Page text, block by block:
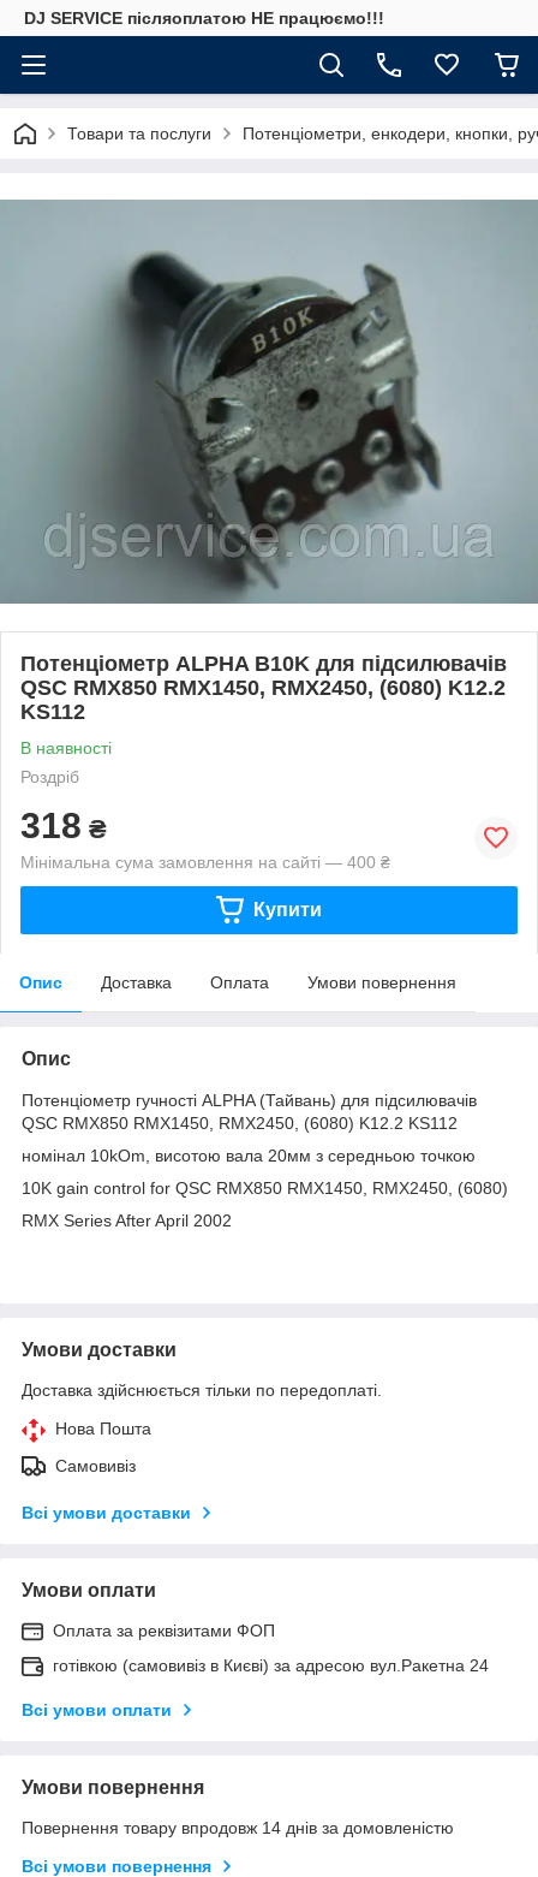
DJ SERVICE пiсляоплатою НЕ працюємо!!!
Товари та послуги Потенціометри, енкодери, кнопки,
Потенціометр ALPHA B10K для підсилювачів
QSC RMX850 RMX1450, RMX2450, (6080) K12.2
KS112
В наявності
Роздріб
318 ₴
Мінімальна сума замовлення на сайті — 400 ₴
Купити
Опис Доставка Оплата Умови повернення
Опис
Потенціометр гучності ALPHA (Тайвань) для підсилювачів
QSC RMX850 RMX1450, RMX2450, (6080) K12.2 KS112
номінал 10kOm, висотою вала 20мм з середньою точкою
10K gain control for QSC RMX850 RMX1450, RMX2450, (6080)
RMX Series After April 2002
Умови доставки
Доставка здійснюється тільки по передоплаті.
Нова Пошта
Самовивіз
Всі умови доставки
Умови оплати
Оплата за реквізитами ФОП
готівкою (самовивіз в Києві) за адресою вул.Ракетна 24
Всі умови оплати
Умови повернення
Повернення товару впродовж 14 днів за домовленістю
Всі умови повернення